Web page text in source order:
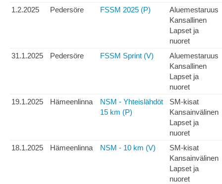
1.2.2025
Pedersöre FSSM 2025 (P)
Aluemestaruus
Kansallinen
Lapset ja
nuoret
31.1.2025
Pedersöre FSSM Sprint (V)
Aluemestaruus
Kansallinen
Lapset ja
nuoret
19.1.2025
Hämeenlinna
NSM - Yhteislähdöt
15 km (P)
SM-kisat
Kansainvälinen
Lapset ja
nuoret
18.1.2025
Hämeenlinna NSM - 10 km (V)
SM-kisat
Kansainvälinen
Lapset ja
nuoret